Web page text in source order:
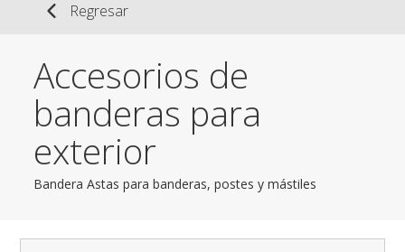
Regresar
Accesorios de
banderas para
exterior
Bandera Astas para banderas, postes y mástiles